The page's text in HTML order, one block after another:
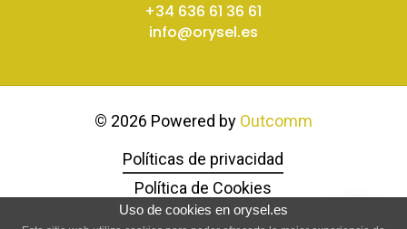
+34 636 61 36 61
info@orysel.es
© 2026 Powered by Outcomm
Políticas de privacidad
Política de Cookies
Política de Reembolso y Devoluciones
Uso de cookies en orysel.es